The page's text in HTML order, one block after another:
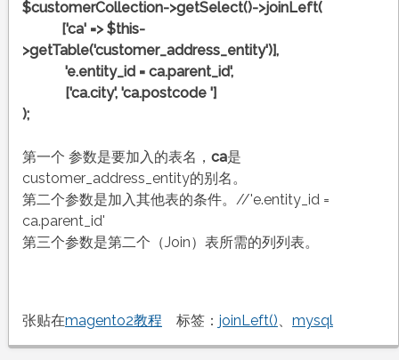
$customerCollection->getSelect()->joinLeft(
['ca' => $this-
>getTable('customer_address_entity')],
'e.entity_id = ca.parent_id',
['ca.city', 'ca.postcode ']
);
第一个 参数是要加入的表名， ca是
customer_address_entity的别名。
第二个参数是加入其他表的条件。//'e.entity_id =
ca.parent_id'
第三个参数是第二个（Join）表所需的列列表。
张贴在magento2教程 标签： joinLeft()、 mysql